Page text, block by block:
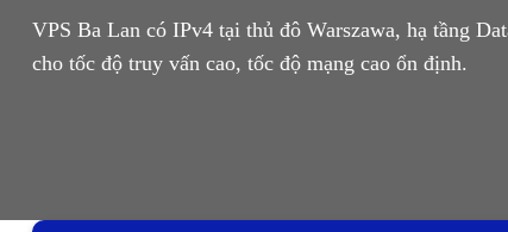
VPS Ba Lan có IPv4 tại thủ đô Warszawa, hạ tầng
cho tốc độ truy vấn cao, tốc độ mạng cao ổn định.